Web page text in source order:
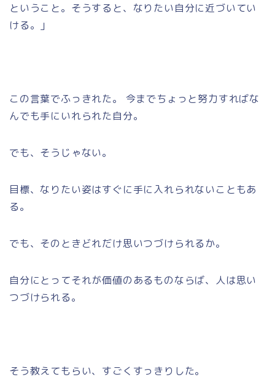
ということ。そうすると、なりたい自分に近づいてい
ける。」
この言葉でふっきれた。 今までちょっと努力すればな
んでも手にいれられた自分。
でも、そうじゃない。
目標、なりたい姿はすぐに手に入れられないこともあ
る。
でも、そのときどれだけ思いつづけられるか。
自分にとってそれが価値のあるものならば、人は思い
つづけられる。
そう教えてもらい、すごくすっきりした。